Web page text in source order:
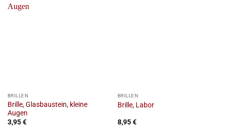
BRILLEN
Brille, Glasbaustein, kleine
Augen
3,95€
BRILLEN
Brille, Labor
8,95€